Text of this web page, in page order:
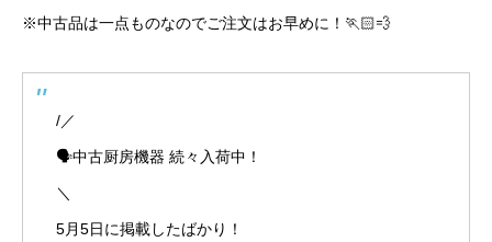
※中古品は一点ものなのでご注文はお早めに！🏃🏻💨
/／
🗣中古厨房機器 続々入荷中！
＼
5月5日に掲載したばかり！